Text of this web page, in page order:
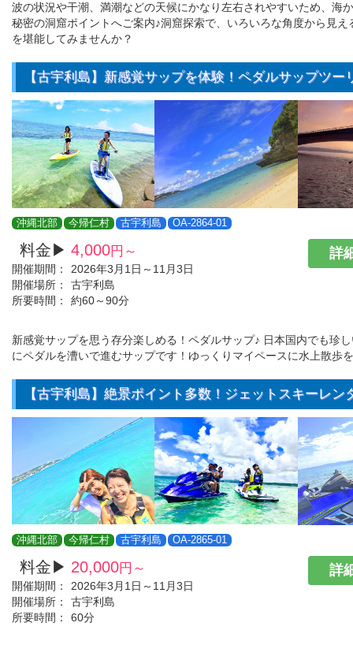
波の状況や干潮、満潮などの天候にかなり左右されやすいため、海
秘密の洞窟ポイントへご案内♪洞窟探索で、いろいろな角度から見え
を堪能してみませんか？
【古宇利島】新感覚サップを体験！ペダルサップツー
沖縄北部 今帰仁村 古宇利島 OA-2864-01
料金▶ 4,000円～
開催期間：
2026年3月1日～11月3日
開催場所：
古宇利島
所要時間：
約60～90分
詳
新感覚サップを思う存分楽しめる！ペダルサップ♪ 日本国内でも珍
にペダルを漕いで進むサップです！ゆっくりマイペースに水上散歩
【古宇利島】絶景ポイント多数！ジェットスキーレン
沖縄北部 今帰仁村 古宇利島 OA-2865-01
料金▶ 20,000円～
開催期間：
2026年3月1日～11月3日
開催場所：
古宇利島
所要時間：
60分
詳